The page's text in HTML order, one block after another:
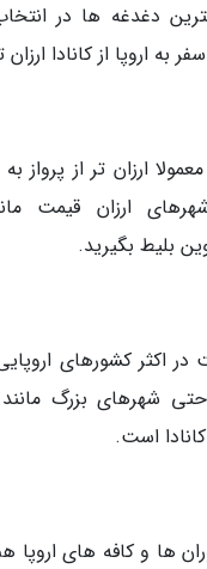
دغدغه ها در
به اروپا از کانادا
ارزان تر از پرواز
ارزان قیمت
بلیط بگیرید.
اکثر کشورهای
حتی شهرهای بزرگ
است.
ها و کافه های اروپا